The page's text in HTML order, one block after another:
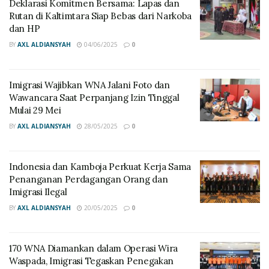
membakar istrinya karena kerap marah-marah. Pelaku
emosi kemudian dan nekat melakukan aksinya,” ujar
Turmudi.
membakar istrinya. Ia beralasan jika bensin yang
dibawanya itu akan digunakan untuk memancing mesin
mobil truk yang bermasalah.
bensin itu mau saya peke buat mancing mesin mobil
yang mati,” jelasnya.
Namun secara tidak sengaja bensin tersebut terkena
Pelaku mengaku takut dihakimi masa sehingga memilih
Deklarasi Komitmen Bersama: Lapas dan
Rutan di Kaltimtara Siap Bebas dari Narkoba
dan HP
BY AXL ALDIANSYAH 04/06/2025 0
Imigrasi Wajibkan WNA Jalani Foto dan
Wawancara Saat Perpanjang Izin Tinggal
Mulai 29 Mei
BY AXL ALDIANSYAH 28/05/2025 0
Indonesia dan Kamboja Perkuat Kerja Sama
Penanganan Perdagangan Orang dan
Imigrasi Ilegal
BY AXL ALDIANSYAH 20/05/2025 0
170 WNA Diamankan dalam Operasi Wira
Waspada, Imigrasi Tegaskan Penegakan